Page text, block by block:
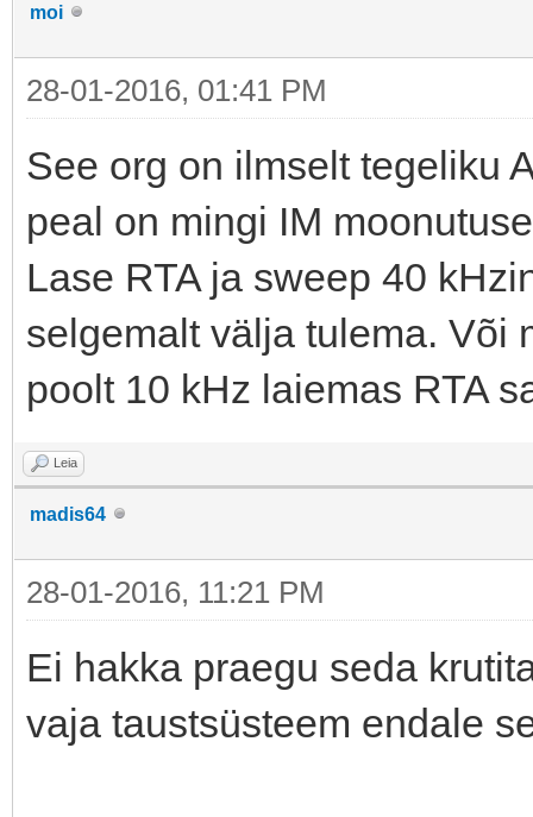
moi
28-01-2016, 01:41 PM
See org on ilmselt tegeliku
peal on mingi IM
Lase RTA ja sweep 40
selgemalt välja tulema. Või
poolt 10 kHz laiemas RTA
Leia
madis64
28-01-2016, 11:21 PM
Ei hakka praegu seda
vaja taustsüsteem endale